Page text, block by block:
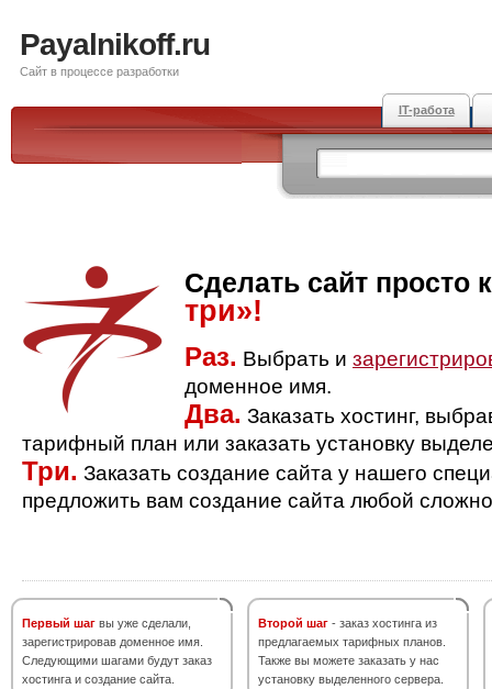
Payalnikoff.ru
Сайт в процессе разработки
IT-работа
Сделать сайт просто
три»!
Раз. Выбрать и
доменное имя.
Два. Заказать хостинг,
тарифный план или заказать установку
Три. Заказать создание сайта у нашего
предложить вам создание сайта любой
Первый шаг вы уже сделали,
зарегистрировав доменное имя.
Следующими шагами будут заказ
хостинга и создание сайта.
Второй шаг - заказ хостинга из
предлагаемых тарифных планов.
Также вы можете заказать у нас
установку выделенного сервера.